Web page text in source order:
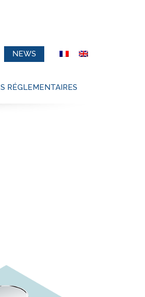
NEWS
RÉGLEMENTAIRES